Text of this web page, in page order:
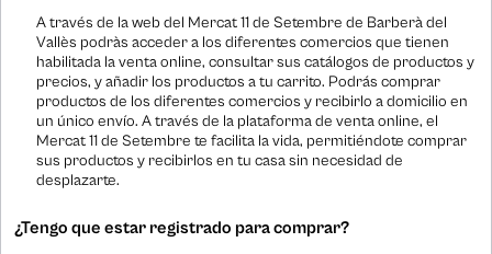
A través de la web del Mercat 11 de Setembre de Barberà del
Vallès podràs acceder a los diferentes comercios que tienen
habilitada la venta online, consultar sus catálogos de productos y
precios, y añadir los productos a tu carrito. Podrás comprar
productos de los diferentes comercios y recibirlo a domicilio en
un único envío. A través de la plataforma de venta online, el
Mercat 11 de Setembre te facilita la vida, permitiéndote comprar
sus productos y recibirlos en tu casa sin necesidad de
desplazarte.
¿Tengo que estar registrado para comprar?